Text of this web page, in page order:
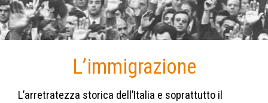
L’immigrazione
L’arretratezza storica dell’Italia e soprattutto il